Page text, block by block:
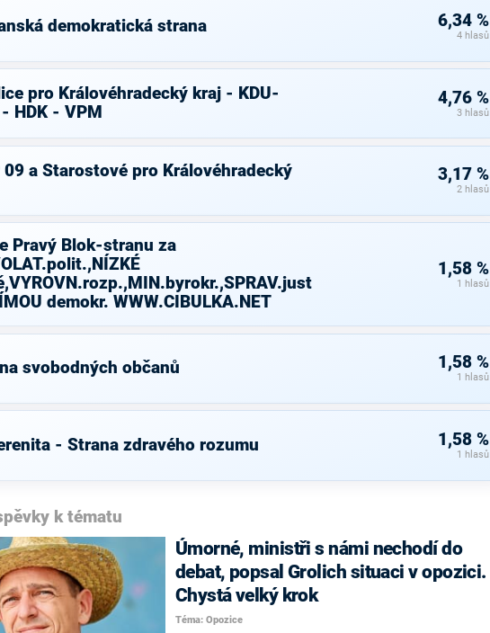
demokratická strana 6,34 %
4 hlasů
pro Královéhradecký kraj - KDU-
HDK - VPM
4,76 %
3 hlasů
09 a Starostové pro Královéhradecký
3,17 %
2 hlasů
Pravý Blok-stranu za
demokr. WWW.CIBULKA.NET
1,58 %
1 hlasů
svobodných občanů 1,58 %
1 hlasů
- Strana zdravého rozumu 1,58 %
1 hlasů
k tématu
Úmorné, ministři s námi nechodí do
debat, popsal Grolich situaci v opozici.
Chystá velký krok
Téma: Opozice